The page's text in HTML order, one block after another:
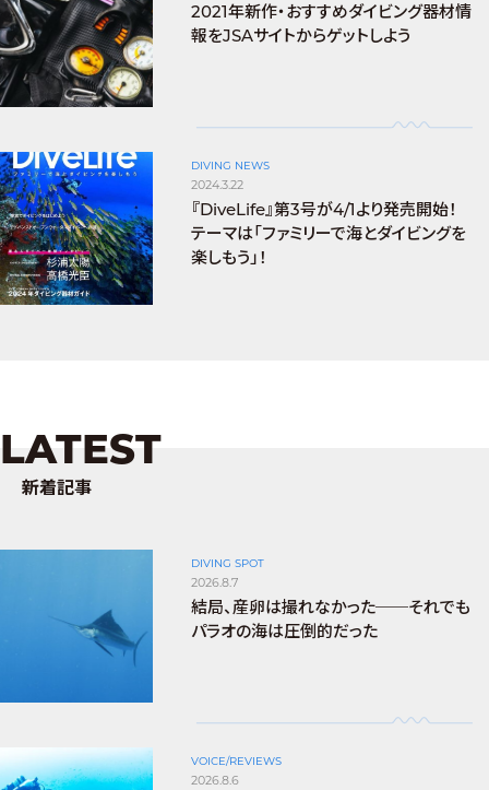
2021年新作・おすすめダイビング器材情
報をJSAサイトからゲットしよう
DIVING NEWS
2024.3.22
『DiveLife』第3号が4/1より発売開始！
テーマは「ファミリーで海とダイビングを
楽しもう」！
LATEST
新着記事
DIVING SPOT
2026.8.7
結局、産卵は撮れなかった──それでも
パラオの海は圧倒的だった
VOICE/REVIEWS
2026.8.6